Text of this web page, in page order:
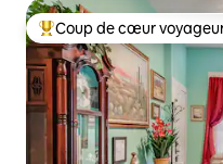
Coups de cœur
Coup de cœur